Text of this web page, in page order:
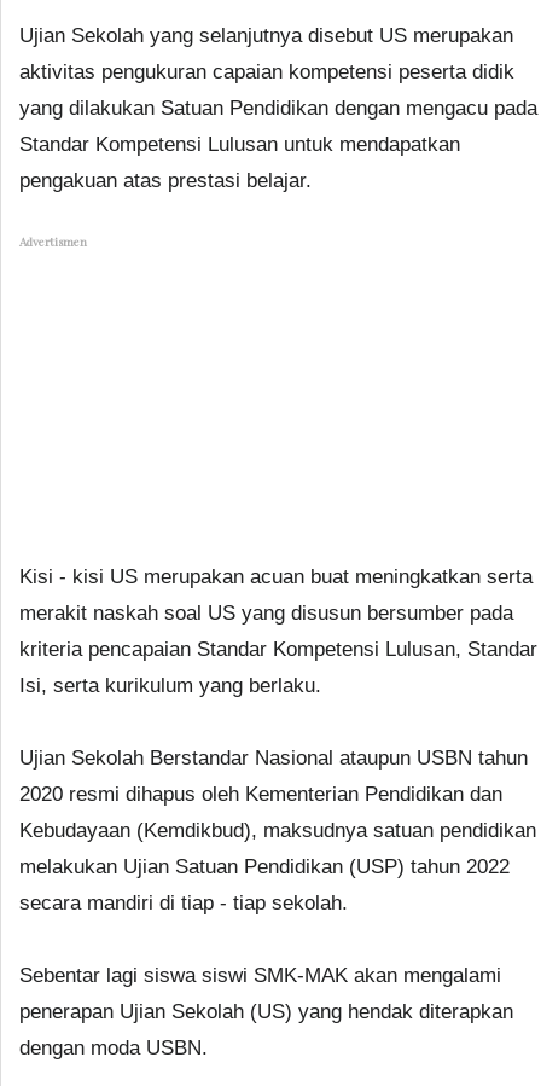
Ujian Sekolah yang selanjutnya disebut US merupakan
aktivitas pengukuran capaian kompetensi peserta didik
yang dilakukan Satuan Pendidikan dengan mengacu pada
Standar Kompetensi Lulusan untuk mendapatkan
pengakuan atas prestasi belajar.
Advertismen
Kisi - kisi US merupakan acuan buat meningkatkan serta
merakit naskah soal US yang disusun bersumber pada
kriteria pencapaian Standar Kompetensi Lulusan, Standar
Isi, serta kurikulum yang berlaku.
Ujian Sekolah Berstandar Nasional ataupun USBN tahun
2020 resmi dihapus oleh Kementerian Pendidikan dan
Kebudayaan (Kemdikbud), maksudnya satuan pendidikan
melakukan Ujian Satuan Pendidikan (USP) tahun 2022
secara mandiri di tiap - tiap sekolah.
Sebentar lagi siswa siswi SMK-MAK akan mengalami
penerapan Ujian Sekolah (US) yang hendak diterapkan
dengan moda USBN.